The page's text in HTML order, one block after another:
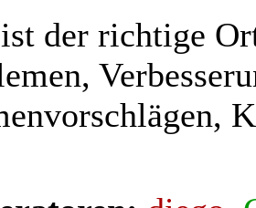
der richtige